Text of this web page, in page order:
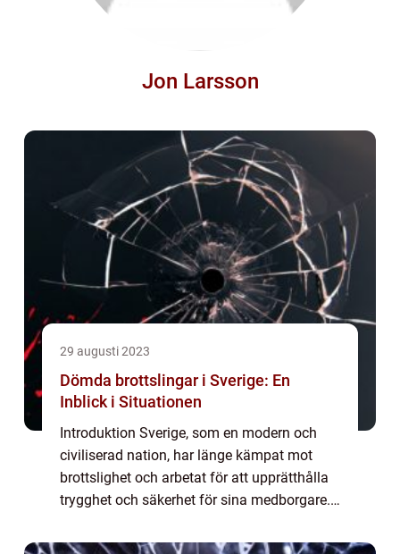
Jon Larsson
29 augusti 2023
Dömda brottslingar i Sverige: En
Inblick i Situationen
Introduktion Sverige, som en modern och
civiliserad nation, har länge kämpat mot
brottslighet och arbetat för att upprätthålla
trygghet och säkerhet för sina medborgare.
innebär att döma de skyldiga och föra d...